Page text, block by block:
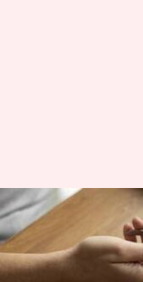
lebih
pikirkan